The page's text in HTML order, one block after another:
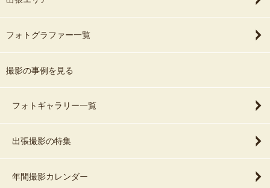
フォトグラファー一覧
撮影の事例を見る
フォトギャラリー一覧
出張撮影の特集
年間撮影カレンダー